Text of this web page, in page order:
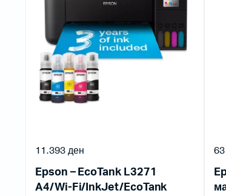
Epson – EcoTank L3271
A4/Wi-Fi/InkJet/EcoTank
11.393ден